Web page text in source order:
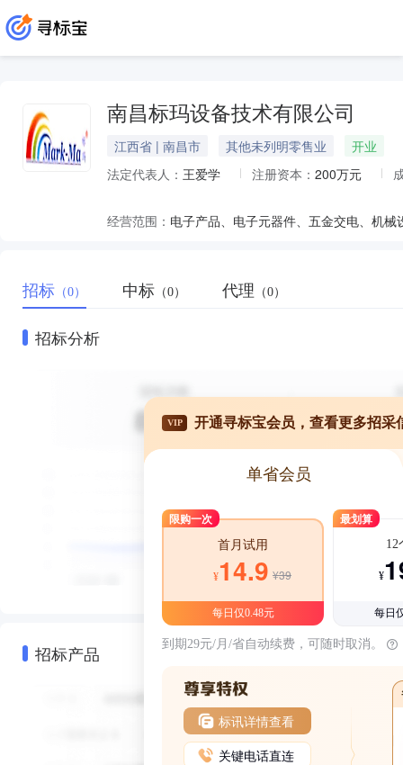
南昌标玛设备技术有限公司
江西省 | 南昌市 其他未列明零售业
开业
法定代表人： 王爱学 注册资本： 200万元
经营范围：
招标 （0） 中标 （0） 代理 （0）
招标分析
招标产品
VIP 开通寻标宝会员，查看更多招采
单省会员
限购一次
首月试用
¥14.9 ¥39
每日仅0.48元
最划算
12
¥
每日
到期29元/月/省自动续费，可随时取消。
标讯详情查看
关键电话直连